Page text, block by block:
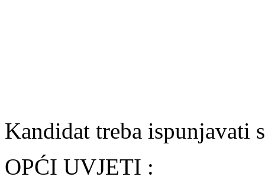
Kandidat treba ispunjavati
OPĆI UVJETI :